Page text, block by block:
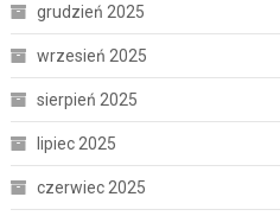
grudzień 2025
wrzesień 2025
sierpień 2025
lipiec 2025
czerwiec 2025